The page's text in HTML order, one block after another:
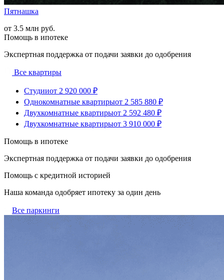
Пятнашка
от 3.5 млн руб.
Помощь в ипотеке
Экспертная поддержка от подачи заявки до одобрения
Все квартиры
Студииот 2 920 000 ₽
Однокомнатные квартирыот 2 585 880 ₽
Двухкомнатные квартирыот 2 592 480 ₽
Двухкомнатные квартирыот 3 910 000 ₽
Помощь в ипотеке
Экспертная поддержка от подачи заявки до одобрения
Помощь с кредитной историей
Наша команда одобряет ипотеку за один день
Все паркинги